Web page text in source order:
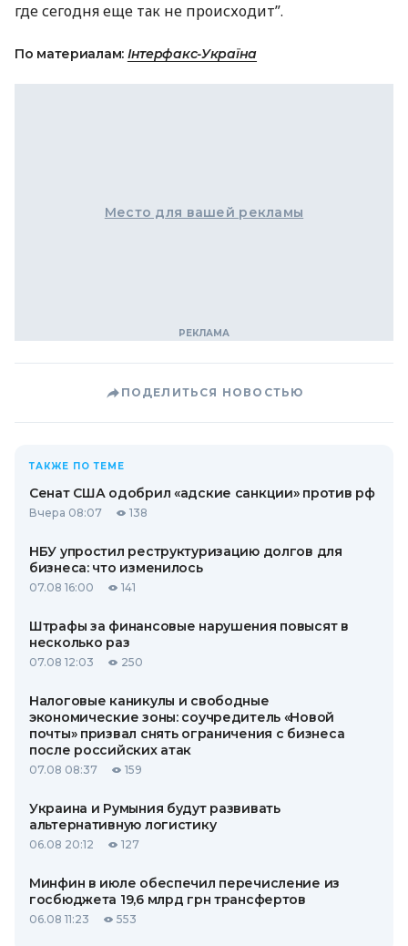
где сегодня еще так не происходит”.
По материалам: Інтерфакс-Україна
Место для вашей рекламы
ПОДЕЛИТЬСЯ НОВОСТЬЮ
ТАКЖЕ ПО ТЕМЕ
Сенат США одобрил «адские санкции» против рф
Вчера 08:07 138
НБУ упростил реструктуризацию долгов для
бизнеса: что изменилось
07.08 16:00 141
Штрафы за финансовые нарушения повысят в
несколько раз
07.08 12:03 250
Налоговые каникулы и свободные
экономические зоны: соучредитель «Новой
почты» призвал снять ограничения с бизнеса
после российских атак
07.08 08:37 159
Украина и Румыния будут развивать
альтернативную логистику
06.08 20:12 127
Минфин в июле обеспечил перечисление из
госбюджета 19,6 млрд грн трансфертов
06.08 11:23 553